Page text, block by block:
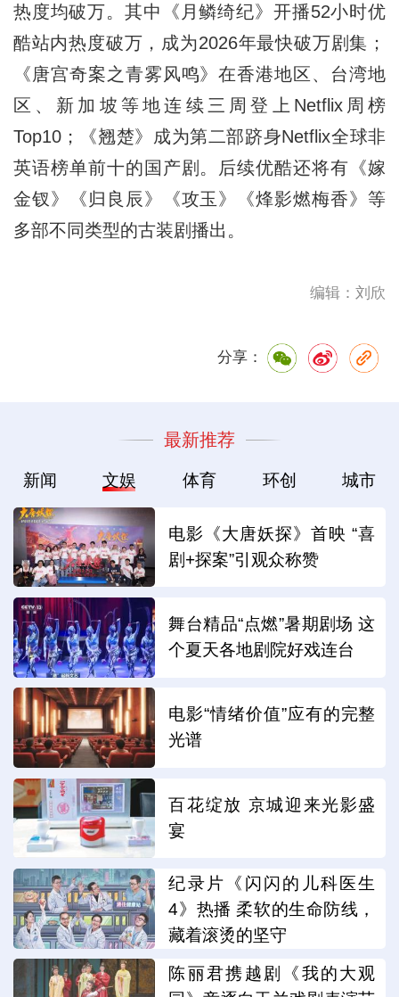
热度均破万。其中《月鳞绮纪》开播52小时优
酷站内热度破万，成为2026年最快破万剧集；
《唐宫奇案之青雾风鸣》在香港地区、台湾地
区、新加坡等地连续三周登上Netflix周榜
Top10；《翘楚》成为第二部跻身Netflix全球非
英语榜单前十的国产剧。后续优酷还将有《嫁
金钗》《归良辰》《攻玉》《烽影燃梅香》等
多部不同类型的古装剧播出。
编辑：刘欣
分享：
最新推荐
新闻 文娱 体育 环创 城市
电影《大唐妖探》首映 “喜
剧+探案”引观众称赞
舞台精品“点燃”暑期剧场 这
个夏天各地剧院好戏连台
电影“情绪价值”应有的完整
光谱
百花绽放 京城迎来光影盛
宴
纪录片《闪闪的儿科医生
4》热播 柔软的生命防线，
藏着滚烫的坚守
陈丽君携越剧《我的大观